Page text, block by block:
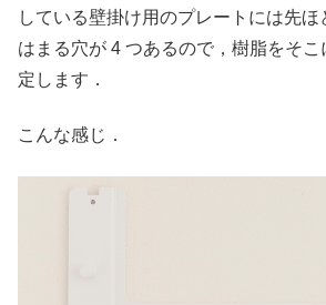
している壁掛け用のプレートには先
はまる穴が 4 つあるので，樹脂をそこ
定します．
こんな感じ．